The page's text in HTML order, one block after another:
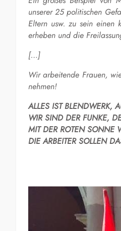
unserer 25 politischen
Eltern usw. zu sein einen
erheben und die
[…]
Wir arbeitende Frauen,
nehmen!
ALLES IST BLENDWERK,
WIR SIND DER FUNKE,
MIT DER ROTEN SONNE
DIE ARBEITER SOLLEN